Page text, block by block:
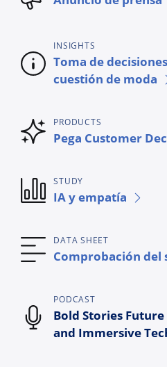
INSIGHTS
Toma de
cuestión de moda
PRODUCTS
Pega Customer
STUDY
IA y empatía
DATA SHEET
Comprobación del
PODCAST
Bold Stories Future
and Immersive